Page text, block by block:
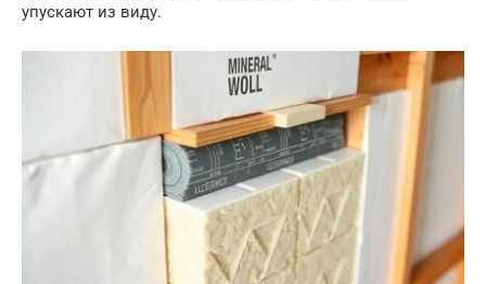
упускают из виду.